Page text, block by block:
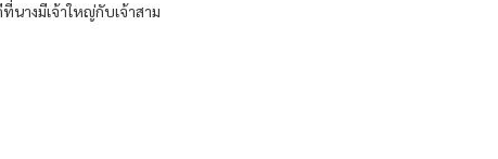
นางมีเจ้าใหญ่กับเจ้าสาม